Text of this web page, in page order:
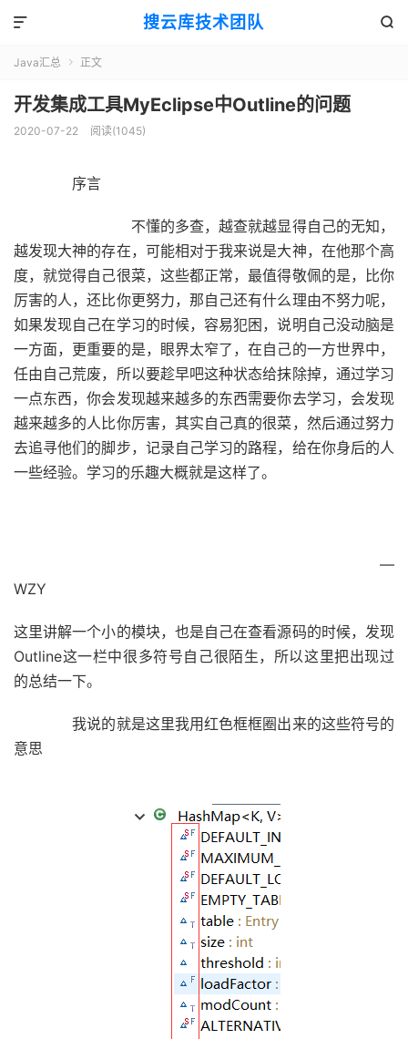
搜云库技术团队 

Java汇总  正文
开发集成工具MyEclipse中Outline的问题
2020-07-22 阅读(1045)
序言
不懂的多查，越查就越显得自己的无知，
越发现大神的存在，可能相对于我来说是大神，在他那个高
度，就觉得自己很菜，这些都正常，最值得敬佩的是，比你
厉害的人，还比你更努力，那自己还有什么理由不努力呢，
如果发现自己在学习的时候，容易犯困，说明自己没动脑是
一方面，更重要的是，眼界太窄了，在自己的一方世界中，
任由自己荒废，所以要趁早吧这种状态给抹除掉，通过学习
一点东西，你会发现越来越多的东西需要你去学习，会发现
越来越多的人比你厉害，其实自己真的很菜，然后通过努力
去追寻他们的脚步，记录自己学习的路程，给在你身后的人
一些经验。学习的乐趣大概就是这样了。
—
WZY
这里讲解一个小的模块，也是自己在查看源码的时候，发现
Outline这一栏中很多符号自己很陌生，所以这里把出现过
的总结一下。
我说的就是这里我用红色框框圈出来的这些符号的
意思